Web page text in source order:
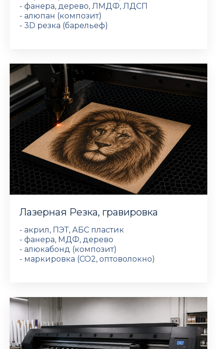
- фанера, дерево, ЛМДФ, ЛДСП
- алюпан (композит)
- 3D резка (барельеф)
Лазерная Резка, гравировка
- акрил, ПЭТ, АБС пластик
- фанера, МДФ, дерево
- алюкабонд (композит)
- маркировка (CO2, оптоволокно)